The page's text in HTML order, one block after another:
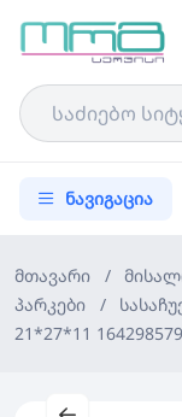
ნავიგაცია
მთავარი /
პარკები
/
21*27*11